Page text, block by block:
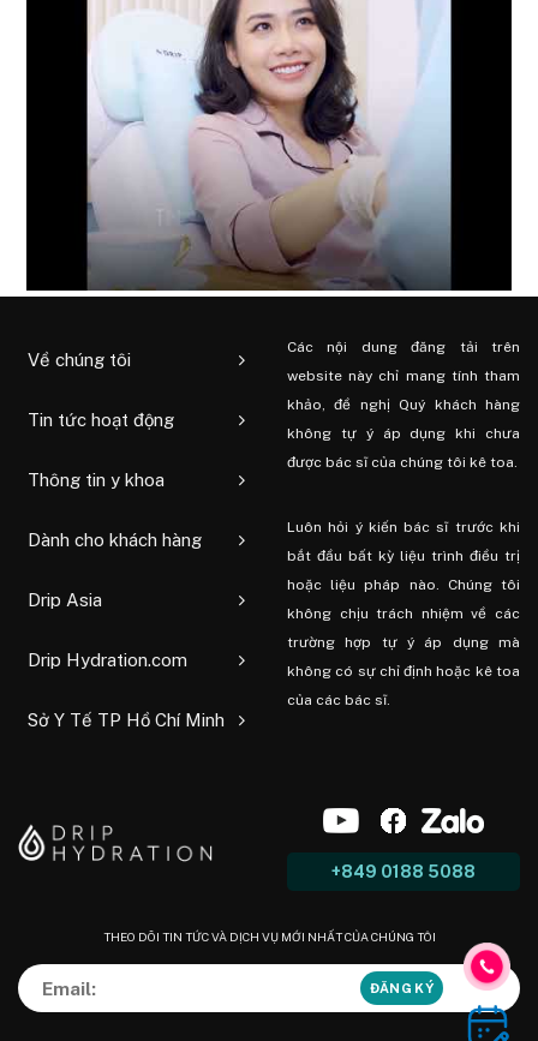
Về chúng tôi
Tin tức hoạt động
Thông tin y khoa
Dành cho khách hàng
Drip Asia
Drip Hydration.com
Sở Y Tế TP Hồ Chí Minh
Các nội dung đăng tải trên
website này chỉ mang tính tham
khảo, đề nghị Quý khách hàng
không tự ý áp dụng khi chưa
được bác sĩ của chúng tôi kê toa.
Luôn hỏi ý kiến ​​bác sĩ trước khi
bắt đầu bất kỳ liệu trình điều trị
hoặc liệu pháp nào. Chúng tôi
không chịu trách nhiệm về các
trường hợp tự ý áp dụng mà
không có sự chỉ định hoặc kê toa
của các bác sĩ.
+849 0188 5088
THEO DÕI TIN TỨC VÀ DỊCH VỤ MỚI NHẤT CỦA CHÚNG TÔI